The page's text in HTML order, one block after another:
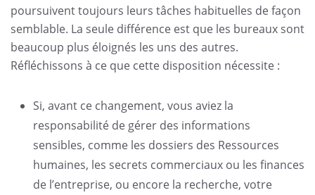
poursuivent toujours leurs tâches habituelles de façon
semblable. La seule différence est que les bureaux sont
beaucoup plus éloignés les uns des autres.
Réfléchissons à ce que cette disposition nécessite :
Si, avant ce changement, vous aviez la
responsabilité de gérer des informations
sensibles, comme les dossiers des Ressources
humaines, les secrets commerciaux ou les finances
de l’entreprise, ou encore la recherche, votre